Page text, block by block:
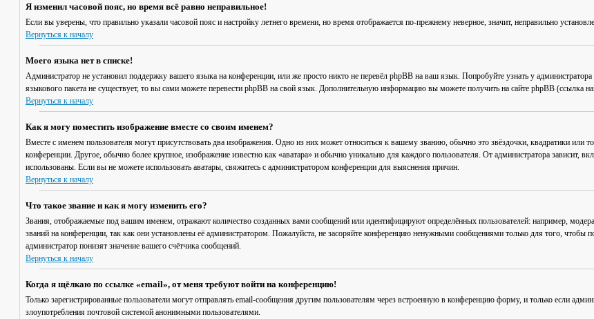
Я изменил часовой пояс, но время всё равно неправильное!
Если вы уверены, что правильно указали часовой пояс и настройку летнего времени, но время отображается по-прежнему неверное, значит, неправильно
Вернуться к началу
Моего языка нет в списке!
Администратор не установил поддержку вашего языка на конференции, или же просто никто не перевёл phpBB на ваш язык. Попробуйте узнать у
языкового пакета не существует, то вы сами можете перевести phpBB на свой язык. Дополнительную информацию вы можете получить на сайте phpBB (ссылка
Вернуться к началу
Как я могу поместить изображение вместе со своим именем?
Вместе с именем пользователя могут присутствовать два изображения. Одно из них может относиться к вашему званию, обычно это звёздочки, квадратики или
конференции. Другое, обычно более крупное, изображение известно как «аватара» и обычно уникально для каждого пользователя. От администратора зависит,
использованы. Если вы не можете использовать аватары, свяжитесь с администратором конференции для выяснения причин.
Вернуться к началу
Что такое звание и как я могу изменить его?
Звания, отображаемые под вашим именем, отражают количество созданных вами сообщений или идентифицируют определённых пользователей: например,
званий на конференции, так как они установлены её администратором. Пожалуйста, не засоряйте конференцию ненужными сообщениями только для того, чтобы
администратор понизят значение вашего счётчика сообщений.
Вернуться к началу
Когда я щёлкаю по ссылке «email», от меня требуют войти на конференцию!
Только зарегистрированные пользователи могут отправлять email-сообщения другим пользователям через встроенную в конференцию форму, и только если
злоупотребления почтовой системой анонимными пользователями.